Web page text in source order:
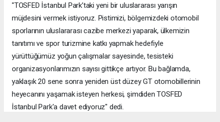
"TOSFED İstanbul Park’taki yeni bir uluslararası yarışın
müjdesini vermek istiyoruz. Pistimizi, bölgemizdeki otomobil
sporlarının uluslararası cazibe merkezi yaparak, ülkemizin
tanıtımı ve spor turizmine katkı yapmak hedefiyle
yürüttüğümüz yoğun çalışmalar sayesinde, tesisteki
organizasyonlarımızın sayısı gittikçe artıyor. Bu bağlamda,
yaklaşık 20 sene sonra yeniden üst düzey GT otomobillerinin
heyecanını yaşamak isteyen herkesi, şimdiden TOSFED
İstanbul Park'a davet ediyoruz" dedi.